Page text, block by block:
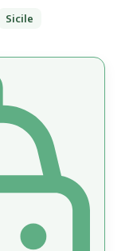
Sicile